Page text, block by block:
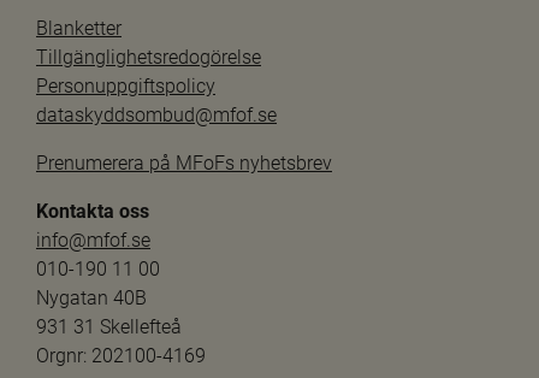
Blanketter
Tillgänglighetsredogörelse
Personuppgiftspolicy
dataskyddsombud@mfof.se
Prenumerera på MFoFs nyhetsbrev
Kontakta oss
info@mfof.se
010-190 11 00
Nygatan 40B
931 31 Skellefteå
Orgnr: 202100-4169